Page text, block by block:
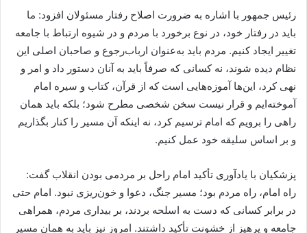
رئیس جمهور با اشاره به ضرورت اصلاح رفتار مسئولان افزود: ما
باید در رفتار خود، در نوع برخورد با مردم و در شیوه ارتباط با جامعه
تغییر ایجاد کنیم. مردم باید به‌عنوان ارباب‌رجوع و صاحبان اصلی این
نظام دیده شوند، نه کسانی که صرفاً باید به آنان دستور داد و امر و
نهی کرد، این‌ها آموزه‌هایی است که از قرآن، کتاب و سیره امام
آموخته‌ایم و قرار نیست سخن شخصی مطرح شود؛ بلکه باید همان
راهی را برویم که امام ترسیم کرد، نه اینکه آن مسیر را کنار بگذاریم
و بر اساس سلیقه خود عمل کنیم.
پزشکیان با یادآوری تأکید امام راحل بر مردمی بودن انقلاب گفت:
راه امام، راه مردم بود؛ مسیر جنگ، دعوا و خون‌ریزی نبود. امام حتی
در برابر کسانی که دست به اسلحه بردند، بر بیداری مردم، همراهی
جامعه و پرهیز از خشونت تأکید داشتند. امروز نیز باید به همان مسیر